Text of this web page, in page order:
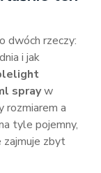
dwóch rzeczy:
i jak
sprayw
rozmiarem a
tyle pojemny,
zajmuje zbyt